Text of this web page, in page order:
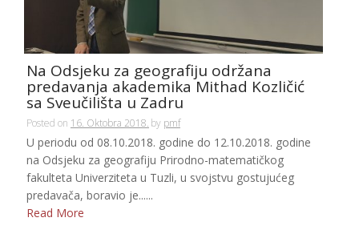
Na Odsjeku za geografiju održana
predavanja akademika Mithad Kozličić
sa Sveučilišta u Zadru
Posted on 16. Oktobra 2018. by pmf
U periodu od 08.10.2018. godine do 12.10.2018. godine
na Odsjeku za geografiju Prirodno-matematičkog
fakulteta Univerziteta u Tuzli, u svojstvu gostujućeg
predavača, boravio je......
Read More